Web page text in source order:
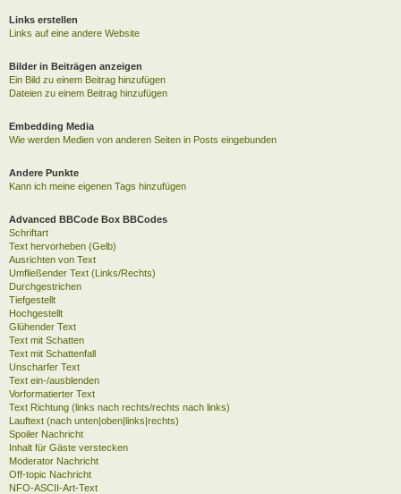
Links erstellen
Links auf eine andere Website
Bilder in Beiträgen anzeigen
Ein Bild zu einem Beitrag hinzufügen
Dateien zu einem Beitrag hinzufügen
Embedding Media
Wie werden Medien von anderen Seiten in Posts eingebunden
Andere Punkte
Kann ich meine eigenen Tags hinzufügen
Advanced BBCode Box BBCodes
Schriftart
Text hervorheben (Gelb)
Ausrichten von Text
Umfließender Text (Links/Rechts)
Durchgestrichen
Tiefgestellt
Hochgestellt
Glühender Text
Text mit Schatten
Text mit Schattenfall
Unscharfer Text
Text ein-/ausblenden
Vorformatierter Text
Text Richtung (links nach rechts/rechts nach links)
Lauftext (nach unten|oben|links|rechts)
Spoiler Nachricht
Inhalt für Gäste verstecken
Moderator Nachricht
Off-topic Nachricht
NFO-ASCII-Art-Text